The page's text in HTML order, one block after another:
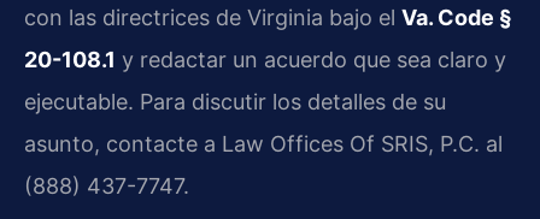
con las directrices de Virginia bajo el Va. Code §
20-108.1 y redactar un acuerdo que sea claro y
ejecutable. Para discutir los detalles de su
asunto, contacte a Law Offices Of SRIS, P.C. al
(888) 437-7747.